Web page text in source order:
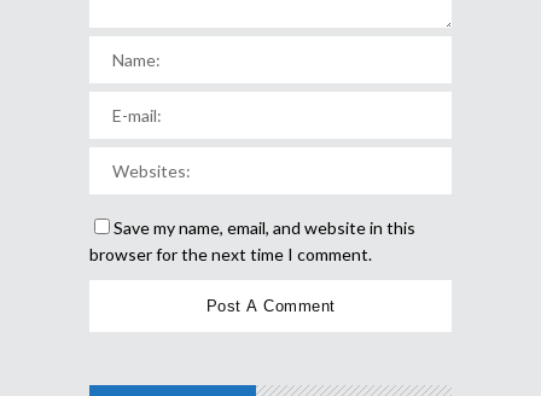
Save my name, email, and website in this
browser for the next time I comment.